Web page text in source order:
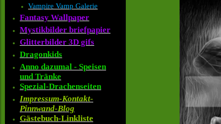
Vampire Vamp Galerie
Fantasy Wallpaper
Mystikbilder briefpapier
Glitterbilder 3D gifs
Dragonkids
Anno dazumal - Speisen
und Tränke
Spezial-Drachenseiten
Impressum-Kontakt-
Pinnwand-Blog
Gästebuch-Linkliste